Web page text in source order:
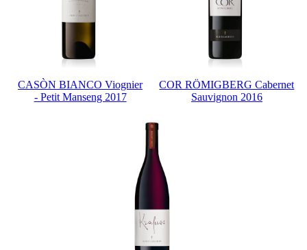
CASÒN BIANCO Viognier
- Petit Manseng 2017
COR RÖMIGBERG Cabernet
Sauvignon 2016